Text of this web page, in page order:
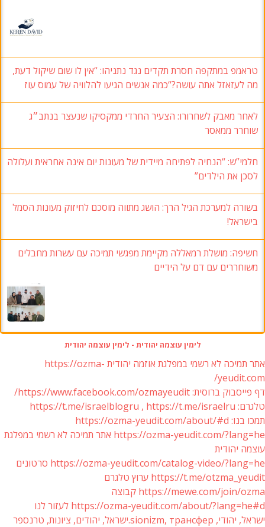
טראמפ במתקפה חסרת תקדים נגד נתניהו: “אין לו שום שיקול דעת,
מה לעזאזל אתה עושה?“כמה אנשים הגיעו להלוויה של עמוס עוז
לאחר מאבק לשחרורו: הצעיר החרדי ממקסיקו שנעצר בנתב״ג
שוחרר ממאסר
חלמי”ש: “הנחיה לפתיחה מיידית של מעונות יום אינה אחראית ועלולה
לסכן את הילדים”
בשורה למערכת הגיל הרך: הושג מתווה מוסכם לחיזוק מעונות הסמל
בישראל!
חשיפה: מושלת רמאללה מקיימת מפגשי תמיכה עם עשרות מחבלים
משוחררים עם דם על הידיים
לימין עוצמה יהודית - לימין עוצמה יהודית
אתר תמיכה לא רשמי במפלגת אוזמה יהודית https://ozma-
yeudit.com/
דף פייסבוק ברוסית: https://www.facebook.com/ozmayeudit/
טלגרם: https://t.me/israelblogru , https://t.me/israelru
תמכו בנו: https://ozma-yeudit.com/about/#d
https://ozma-yeudit.com/?lang=he אתר תמיכה לא רשמי במפלגת
עוצמה יהודית
https://ozma-yeudit.com/catalog-video/?lang=he סרטונים
https://t.me/otzma_yeudit ערוץ טלגרם
https://mewe.com/join/ozma קבוצה
https://ozma-yeudit.com/about/?lang=he#d לעזור לנו
ישראל, יהודי, sionizm, трансфер.ישראל, יהודים, ציונות, טרנספר